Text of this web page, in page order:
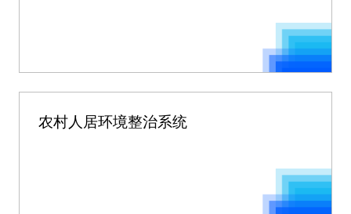
农村人居环境整治系统